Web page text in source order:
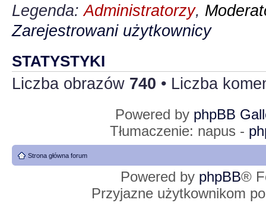
Legenda:Administratorzy,
Zarejestrowani użytkownicy
STATYSTYKI
Liczba obrazów 740 • Liczba
Powered by phpBB
Tłumaczenie: napus -
Strona główna forum
Powered by phpBB®
Przyjazne użytkownikom